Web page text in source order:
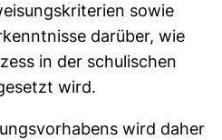
sowie
darüber, wie
in der schulischen
wird.
wird daher